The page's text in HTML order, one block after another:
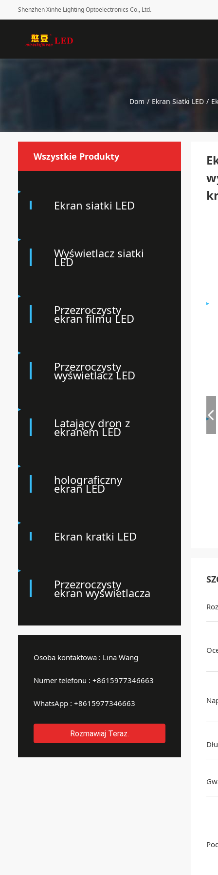
Shenzhen Xinhe Lighting Optoelectronics Co., Ltd.
Dom / Ekran Siatki LED /
Wszystkie Produkty
Ekran siatki LED
Wyświetlacz siatki
LED
Przezroczysty
ekran filmu LED
Przezroczysty
wyświetlacz LED
Latający dron z
ekranem LED
holograficzny
ekran LED
Ekran kratki LED
Przezroczysty
ekran wyświetlacza
Osoba kontaktowa : Lina Wang
Numer telefonu : +8615977346663
WhatsApp : +8615977346663
Rozmawiaj Teraz.